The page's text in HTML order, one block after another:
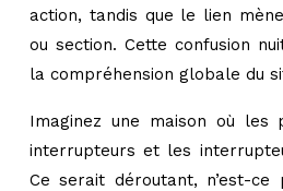
action, tandis que le lien
ou section. Cette confusion
la compréhension globale du
Imaginez une maison où les
interrupteurs et les
Ce serait déroutant, n’est-ce